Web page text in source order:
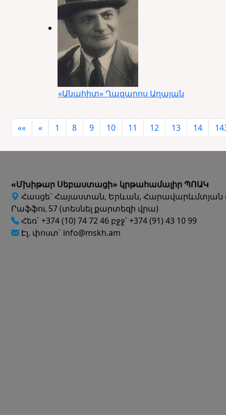
«Անահիտ» Ղազարոս Աղայան
«« « 1 8 9 10 11 12 13 14
«Մխիթար Սեբաստացի» կրթահամալիր ՊՈԱԿ
Հասցե` Հայաստան, Երևան, Հարավարևմտյան
Րաֆֆու 57 (տեսնել քարտեզի վրա)
Հեռ` +374 (10) 74 72 46 բջջ՝ +374 (91) 43 10 99
Էլ. փոստ` info@mskh.am